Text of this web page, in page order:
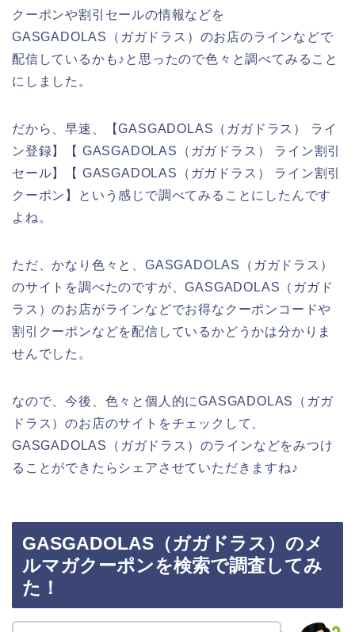
クーポンや割引セールの情報などを
GASGADOLAS（ガガドラス）のお店のラインなどで
配信しているかも♪と思ったので色々と調べてみること
にしました。
だから、早速、【GASGADOLAS（ガガドラス） ライ
ン登録】【 GASGADOLAS（ガガドラス） ライン割引
セール】【 GASGADOLAS（ガガドラス） ライン割引
クーポン】という感じで調べてみることにしたんです
よね。
ただ、かなり色々と、GASGADOLAS（ガガドラス）
のサイトを調べたのですが、GASGADOLAS（ガガド
ラス）のお店がラインなどでお得なクーポンコードや
割引クーポンなどを配信しているかどうかは分かりま
せんでした。
なので、今後、色々と個人的にGASGADOLAS（ガガ
ドラス）のお店のサイトをチェックして、
GASGADOLAS（ガガドラス）のラインなどをみつけ
ることができたらシェアさせていただきますね♪
GASGADOLAS（ガガドラス）のメ
ルマガクーポンを検索で調査してみ
た！